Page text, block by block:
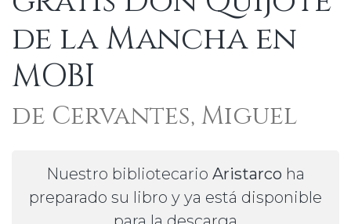
de la Mancha en
MOBI
de Cervantes, Miguel
Nuestro bibliotecario Aristarco ha
preparado su libro y ya está disponible